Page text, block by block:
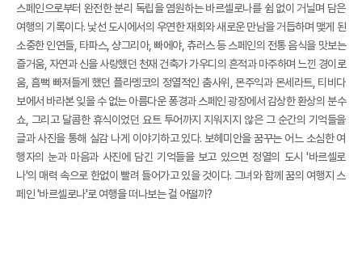
스페인으로부터 완전한 분리 독립을 염원하는 바르셀로나를 쉼 없이 거닐며 담은
여행의 기록이다. 낯선 도시에서의 우연한 재회와 새로운 만남을 거듭하며 맺게 된
소중한 인연들, 타파스, 샹그리아, 빠에야, 츄러스 등 스페인의 전통 음식을 맛보는
즐거움, 자연과 신을 사랑했던 천재 건축가 가우디의 흔적과 마주하며 느낀 경이로
움, 흠뻑 빠져들게 했던 플라멩코의 정열적인 춤사위, 몬주익과 몬세라트, 티비다
보에서 바라본 잊을 수 없는 아름다운 퐁경과 스페인 광장에서 감상한 환상의 분수
쇼, 그리고 달콤한 휴식이었던 요트 투어까지 지워지지 않은 그 순간의 기억들을
글과 사진을 통해 실감 나게 이야기하고 있다. 보헤미안을 꿈꾸는 어느 소심한 여
행자의 눈과 마음과 사진에 담긴 기억들을 보고 있으면 정열의 도시 '바르셀로
나'의 매력 속으로 한없이 빨려 들어가고 있을 것이다. 그녀와 함께 꿈의 여행지 스
페인 '바르셀로나'로 여행을 떠나보는 걸 어떨까?